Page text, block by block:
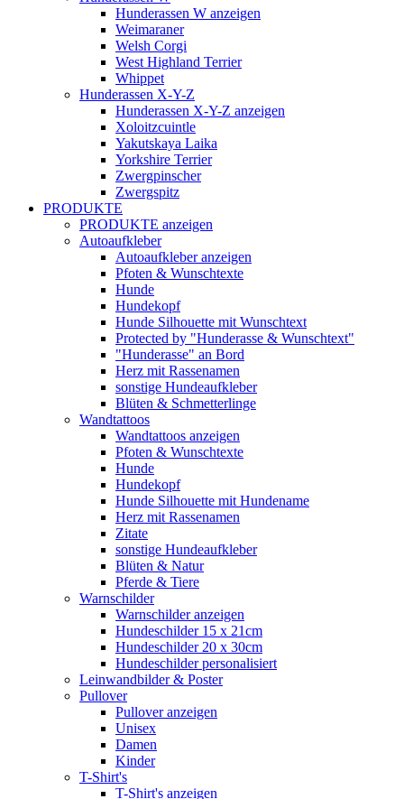
Hunderassen W anzeigen
Weimaraner
Welsh Corgi
West Highland Terrier
Whippet
Hunderassen X-Y-Z
Hunderassen X-Y-Z anzeigen
Xoloitzcuintle
Yakutskaya Laika
Yorkshire Terrier
Zwergpinscher
Zwergspitz
PRODUKTE
PRODUKTE anzeigen
Autoaufkleber
Autoaufkleber anzeigen
Pfoten & Wunschtexte
Hunde
Hundekopf
Hunde Silhouette mit Wunschtext
Protected by "Hunderasse & Wunschtext"
"Hunderasse" an Bord
Herz mit Rassenamen
sonstige Hundeaufkleber
Blüten & Schmetterlinge
Wandtattoos
Wandtattoos anzeigen
Pfoten & Wunschtexte
Hunde
Hundekopf
Hunde Silhouette mit Hundename
Herz mit Rassenamen
Zitate
sonstige Hundeaufkleber
Blüten & Natur
Pferde & Tiere
Warnschilder
Warnschilder anzeigen
Hundeschilder 15 x 21cm
Hundeschilder 20 x 30cm
Hundeschilder personalisiert
Leinwandbilder & Poster
Pullover
Pullover anzeigen
Unisex
Damen
Kinder
T-Shirt's
T-Shirt's anzeigen